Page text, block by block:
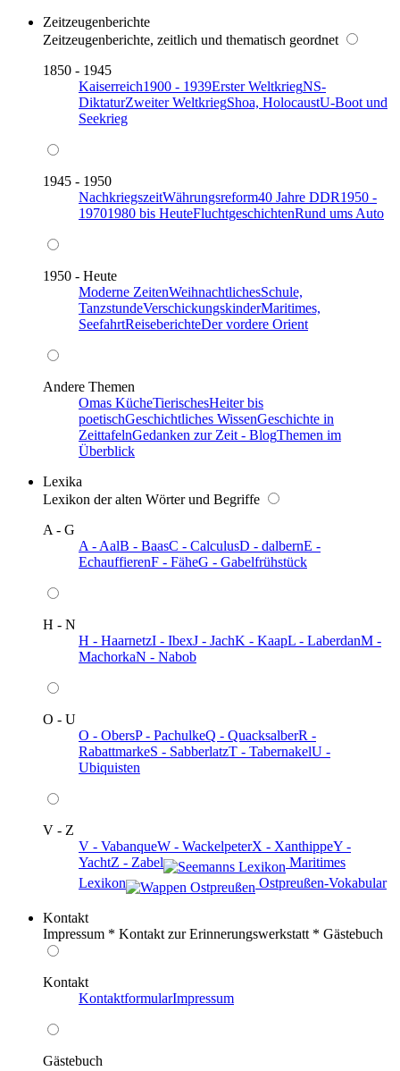
Zeitzeugenberichte
Zeitzeugenberichte, zeitlich und thematisch geordnet
1850 - 1945
Kaiserreich1900 - 1939Erster WeltkriegNS-
DiktaturZweiter WeltkriegShoa, HolocaustU-Boot und
Seekrieg
1945 - 1950
NachkriegszeitWährungsreform40 Jahre DDR1950 -
19701980 bis HeuteFluchtgeschichtenRund ums Auto
1950 - Heute
Moderne ZeitenWeihnachtlichesSchule,
TanzstundeVerschickungskinderMaritimes,
SeefahrtReiseberichteDer vordere Orient
Andere Themen
Omas KücheTierischesHeiter bis
poetischGeschichtliches WissenGeschichte in
ZeittafelnGedanken zur Zeit - BlogThemen im
Überblick
Lexika
Lexikon der alten Wörter und Begriffe
A - G
A - AalB - BaasC - CalculusD - dalbernE -
EchauffierenF - FäheG - Gabelfrühstück
H - N
H - HaarnetzI - IbexJ - JachK - KaapL - LaberdanM -
MachorkaN - Nabob
O - U
O - ObersP - PachulkeQ - QuacksalberR -
RabattmarkeS - SabberlatzT - TabernakelU -
Ubiquisten
V - Z
V - VabanqueW - WackelpeterX - XanthippeY -
YachtZ - Zabel
️ Maritimes
Lexikon
️ Ostpreußen-Vokabular
Kontakt
Impressum * Kontakt zur Erinnerungswerkstatt * Gästebuch
Kontakt
KontaktformularImpressum
Gästebuch